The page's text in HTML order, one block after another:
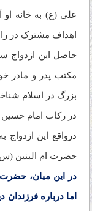
علی (ع) به خانه او
اهداف مشترک در
حاصل این ازدواج
مکتب پدر و مادر
بزرگ در اسلام
در رکاب امام حسین
درواقع این
حضرت ام البنین (س)
در این میان، حضرت
اما درباره